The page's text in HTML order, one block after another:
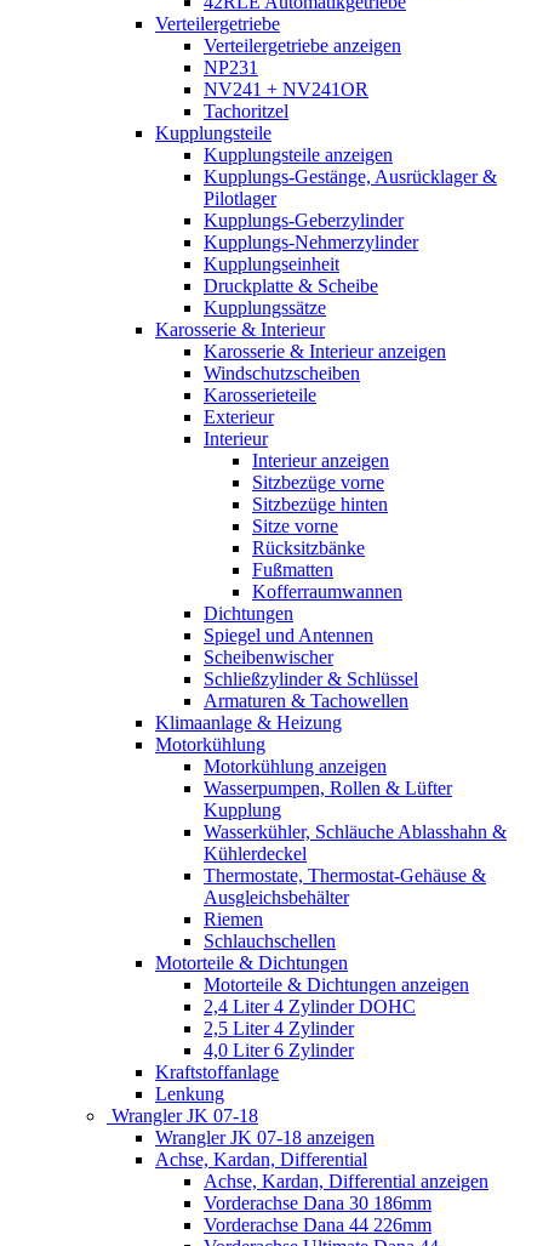
Verteilergetriebe
Verteilergetriebe anzeigen
NP231
NV241 + NV241OR
Tachoritzel
Kupplungsteile
Kupplungsteile anzeigen
Kupplungs-Gestänge, Ausrücklager &
Pilotlager
Kupplungs-Geberzylinder
Kupplungs-Nehmerzylinder
Kupplungseinheit
Druckplatte & Scheibe
Kupplungssätze
Karosserie & Interieur
Karosserie & Interieur anzeigen
Windschutzscheiben
Karosserieteile
Exterieur
Interieur
Interieur anzeigen
Sitzbezüge vorne
Sitzbezüge hinten
Sitze vorne
Rücksitzbänke
Fußmatten
Kofferraumwannen
Dichtungen
Spiegel und Antennen
Scheibenwischer
Schließzylinder & Schlüssel
Armaturen & Tachowellen
Klimaanlage & Heizung
Motorkühlung
Motorkühlung anzeigen
Wasserpumpen, Rollen & Lüfter
Kupplung
Wasserkühler, Schläuche Ablasshahn &
Kühlerdeckel
Thermostate, Thermostat-Gehäuse &
Ausgleichsbehälter
Riemen
Schlauchschellen
Motorteile & Dichtungen
Motorteile & Dichtungen anzeigen
2,4 Liter 4 Zylinder DOHC
2,5 Liter 4 Zylinder
4,0 Liter 6 Zylinder
Kraftstoffanlage
Lenkung
Wrangler JK 07-18
Wrangler JK 07-18 anzeigen
Achse, Kardan, Differential
Achse, Kardan, Differential anzeigen
Vorderachse Dana 30 186mm
Vorderachse Dana 44 226mm